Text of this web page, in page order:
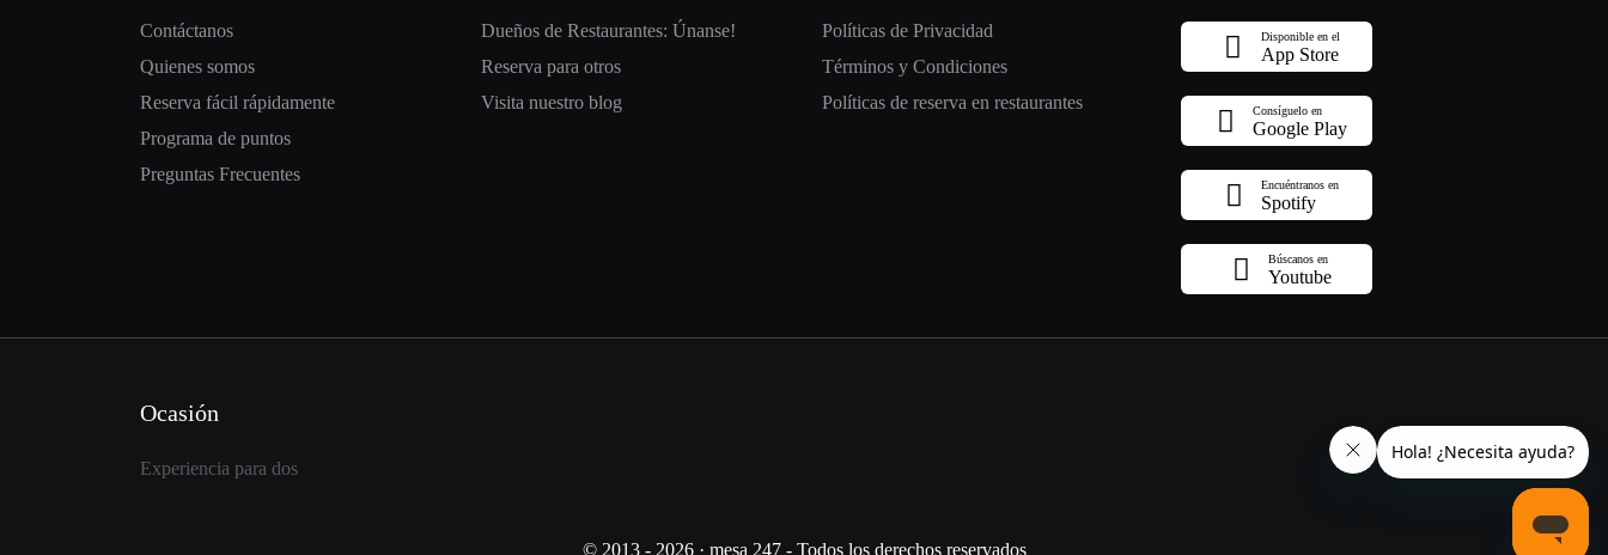
Contáctanos
Quienes somos
Reserva fácil rápidamente
Programa de puntos
Preguntas Frecuentes
Dueños de Restaurantes: Únanse!
Reserva para otros
Visita nuestro blog
Políticas de Privacidad
Términos y Condiciones
Políticas de reserva en restaurantes
Disponible en el
App Store
Consíguelo en
Google Play
Encuéntranos en
Spotify
Búscanos en
Youtube
Ocasión
Experiencia para dos
© 2013 - 2026 · mesa 247 - Todos los derechos reservados